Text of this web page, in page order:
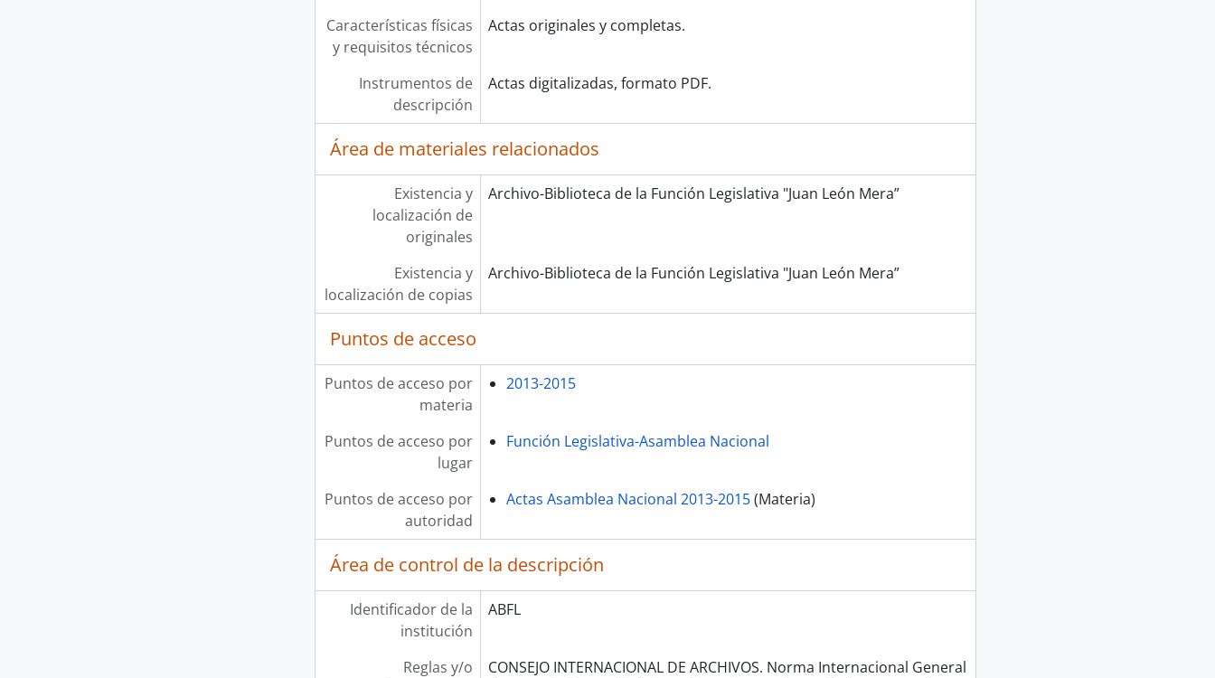
Características físicas
y requisitos técnicos
Actas originales y completas.
Instrumentos de
descripción
Actas digitalizadas, formato PDF.
Área de materiales relacionados
Existencia y
localización de
originales
Archivo-Biblioteca de la Función Legislativa "Juan León Mera”
Existencia y
localización de copias
Archivo-Biblioteca de la Función Legislativa "Juan León Mera”
Puntos de acceso
Puntos de acceso por
materia
2013-2015
Puntos de acceso por
lugar
Función Legislativa-Asamblea Nacional
Puntos de acceso por
autoridad
Actas Asamblea Nacional 2013-2015(Materia)
Área de control de la descripción
Identificador de la
institución
ABFL
Reglas y/o
CONSEJO INTERNACIONAL DE ARCHIVOS. Norma Internacional General